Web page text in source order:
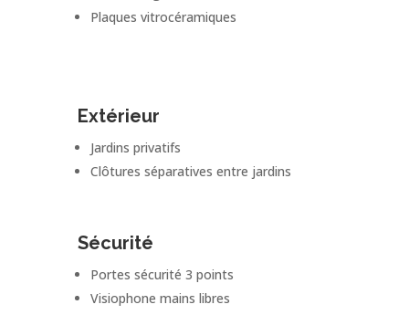
Plaques vitrocéramiques
Extérieur
Jardins privatifs
Clôtures séparatives entre jardins
Sécurité
Portes sécurité 3 points
Visiophone mains libres